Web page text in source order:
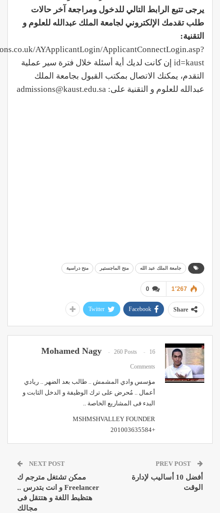
يرجى تتبع الرابط التالي للدخول ومراجعة آخر حالات
طلب تقدمك الإلكتروني لجامعة الملك عبدالله للعلوم و
التقنية:
AYApplicantLogin/ApplicantConnectLogin.asp?
id=kaust إن كانت لديك أية أسئلة خلال فترة سير عملية
التقدم، يمكنك الاتصال بمكتب القبول بجامعة الملك
عبدالله للعلوم و التقنية على: admissions@kaust.edu.sa
جامعة الملك عبد الله منح الماجستير منح دراسية
0 1٬267
Share
Facebook
Twitter
Mohamed Nagy 260 Posts 16
Comments
مؤسس وادي المشمش .. طالب بعد الضهر .. ريادي
أعمال .. مُحرض على ترك الوظيفة و الدخل الثابت و
البدء فى المشاريع الخاصة ..
MSHMSHVALLEY FOUNDER
+201003635584
أفضل 10 أساليب لإدارة
الوقت
NEXT POST
ممكن تشتغل مترجم ك
Freelancer و انت بتدرس ..
هتظبط اللغة و هتتقل فى
مجالك